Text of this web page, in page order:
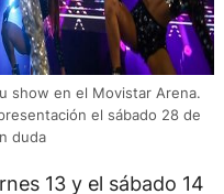
show en el Movistar Arena.
el sábado 28 de
duda
13 y el sábado 14